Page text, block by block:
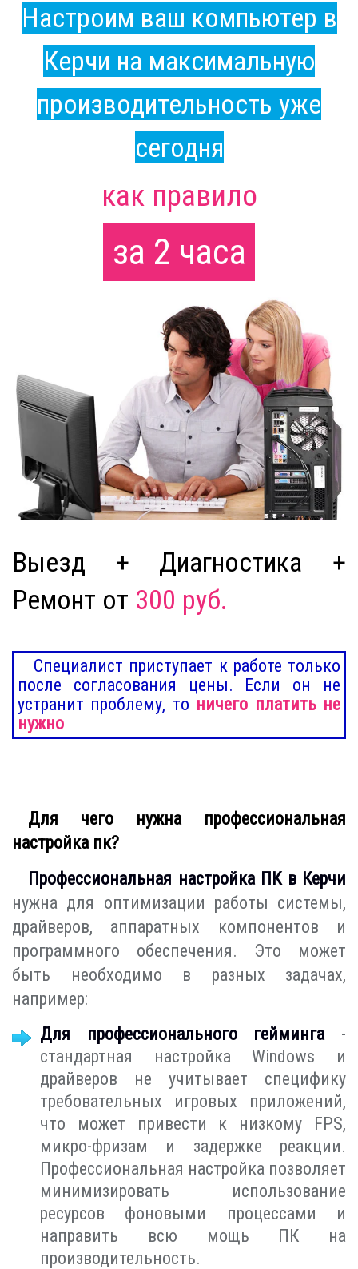
Настроим ваш компьютер в
Керчи на максимальную
производительность уже
сегодня
как правило
за 2 часа
Выезд + Диагностика +
Ремонт от 300 руб.
Специалист приступает к работе только
после согласования цены. Если он не
устранит проблему, то ничего платить не
нужно
Для чего нужна профессиональная
настройка пк?
Профессиональная настройка ПК в Керчи
нужна для оптимизации работы системы,
драйверов, аппаратных компонентов и
программного обеспечения. Это может
быть необходимо в разных задачах,
например:
Для профессионального гейминга -
стандартная настройка Windows и
драйверов не учитывает специфику
требовательных игровых приложений,
что может привести к низкому FPS,
микро-фризам и задержке реакции.
Профессиональная настройка позволяет
минимизировать использование
ресурсов фоновыми процессами и
направить всю мощь ПК на
производительность.